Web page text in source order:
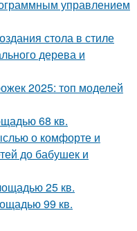
управлением
стола в стиле
дерева и
2025: топ моделей
68 кв.
о комфорте и
до бабушек и
25 кв.
99 кв.